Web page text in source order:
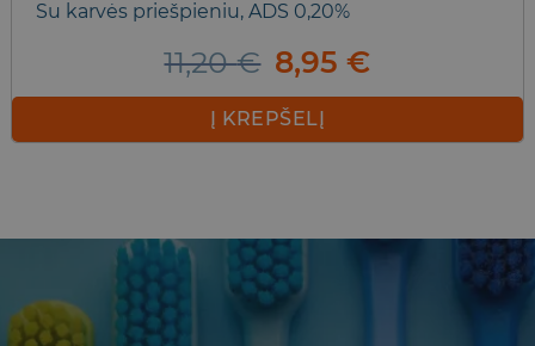
Su karvės priešpieniu, ADS 0,20%
11,20€ Original
price
was:
11,20 €.
8,95€Current
price
8,95 €.
Į KREPŠELĮ